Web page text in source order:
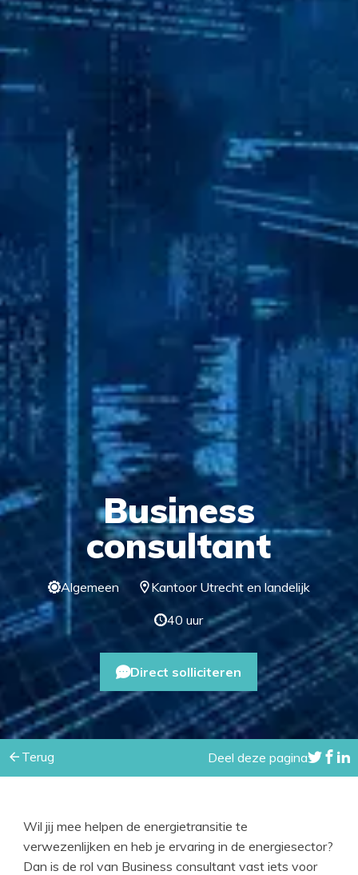
Business
consultant
Algemeen Kantoor Utrecht en landelijk
40 uur
Direct solliciteren
Terug Deel deze pagina
Wil jij mee helpen de energietransitie te
verwezenlijken en heb je ervaring in de energiesector?
Dan is de rol van Business consultant vast iets voor